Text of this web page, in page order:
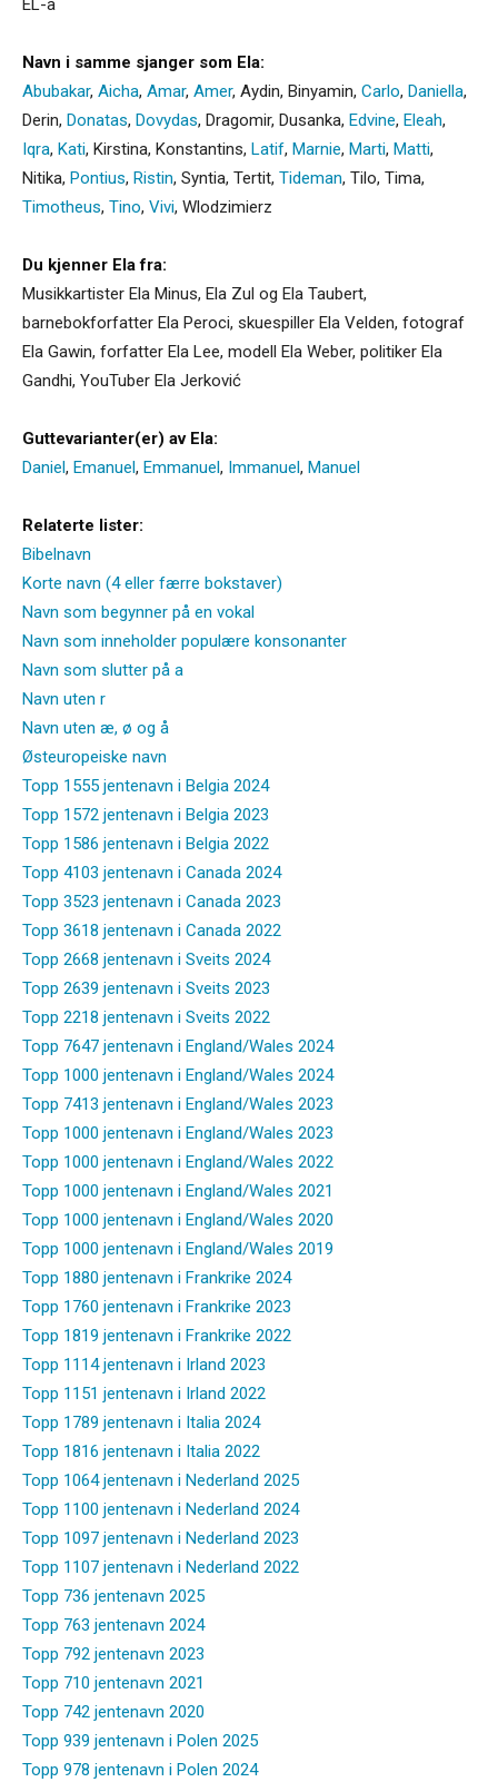
Navn i samme sjanger som Ela:
Abubakar, Aicha, Amar, Amer, Aydin, Binyamin, Carlo, Daniella,
Derin, Donatas, Dovydas, Dragomir, Dusanka, Edvine, Eleah,
Iqra, Kati, Kirstina, Konstantins, Latif, Marnie, Marti, Matti,
Nitika, Pontius, Ristin, Syntia, Tertit, Tideman, Tilo, Tima,
Timotheus, Tino, Vivi, Wlodzimierz
Du kjenner Ela fra:
Musikkartister Ela Minus, Ela Zul og Ela Taubert,
barnebokforfatter Ela Peroci, skuespiller Ela Velden, fotograf
Ela Gawin, forfatter Ela Lee, modell Ela Weber, politiker Ela
Gandhi, YouTuber Ela Jerković
Guttevarianter(er) av Ela:
Daniel, Emanuel, Emmanuel, Immanuel, Manuel
Relaterte lister:
Bibelnavn
Korte navn (4 eller færre bokstaver)
Navn som begynner på en vokal
Navn som inneholder populære konsonanter
Navn som slutter på a
Navn uten r
Navn uten æ, ø og å
Østeuropeiske navn
Topp 1555 jentenavn i Belgia 2024
Topp 1572 jentenavn i Belgia 2023
Topp 1586 jentenavn i Belgia 2022
Topp 4103 jentenavn i Canada 2024
Topp 3523 jentenavn i Canada 2023
Topp 3618 jentenavn i Canada 2022
Topp 2668 jentenavn i Sveits 2024
Topp 2639 jentenavn i Sveits 2023
Topp 2218 jentenavn i Sveits 2022
Topp 7647 jentenavn i England/Wales 2024
Topp 1000 jentenavn i England/Wales 2024
Topp 7413 jentenavn i England/Wales 2023
Topp 1000 jentenavn i England/Wales 2023
Topp 1000 jentenavn i England/Wales 2022
Topp 1000 jentenavn i England/Wales 2021
Topp 1000 jentenavn i England/Wales 2020
Topp 1000 jentenavn i England/Wales 2019
Topp 1880 jentenavn i Frankrike 2024
Topp 1760 jentenavn i Frankrike 2023
Topp 1819 jentenavn i Frankrike 2022
Topp 1114 jentenavn i Irland 2023
Topp 1151 jentenavn i Irland 2022
Topp 1789 jentenavn i Italia 2024
Topp 1816 jentenavn i Italia 2022
Topp 1064 jentenavn i Nederland 2025
Topp 1100 jentenavn i Nederland 2024
Topp 1097 jentenavn i Nederland 2023
Topp 1107 jentenavn i Nederland 2022
Topp 736 jentenavn 2025
Topp 763 jentenavn 2024
Topp 792 jentenavn 2023
Topp 710 jentenavn 2021
Topp 742 jentenavn 2020
Topp 939 jentenavn i Polen 2025
Topp 978 jentenavn i Polen 2024